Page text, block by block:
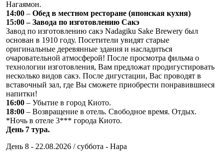
Нагаямон.
14:00 – Обед в местном ресторане (японская кухня)
15:00 – Завода по изготовлению Сакэ
Завод по изготовлению сакэ Nadagiku Sake Brewery был
основан в 1910 году. Посетители увидят старые
оригинальные деревянные здания и насладиться
очаровательной атмосферой! После просмотра фильма о
технологии изготовления, Вам предложат продигустировать
несколько видов сакэ. После дигустации, Вас проводят в
вставочный зал, где Вы сможете приобрести понравившиеся
напитки!
16:00 – Убытие в город Киото.
18:00 – Возвращение в отель. Свободное время. Отдых.
*Ночь в отеле 3*** города Киото.
День 7 тура.
День 8 - 22.08.2026 / суббота - Нара